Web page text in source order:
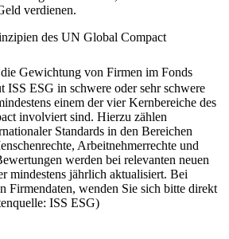
verdienen.
des UN Global Compact
Gewichtung von Firmen im Fonds
ISS ESG in schwere oder sehr schwere
einem der vier Kernbereiche des
involviert sind. Hierzu zählen
Standards in den Bereichen
Arbeitnehmerrechte und
werden bei relevanten neuen
mindestens jährlich aktualisiert. Bei
Firmendaten, wenden Sie sich bitte direkt
ISS ESG)